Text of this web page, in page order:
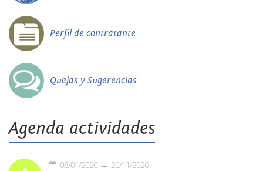
Perfil de contratante
Quejas y Sugerencias
Agenda actividades
08/01/2026 26/11/2026